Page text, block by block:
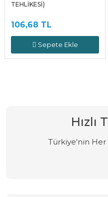
TEHLİKESİ)
106,68 TL
Sepete Ekle
Hızlı
Türkiye'nin Her